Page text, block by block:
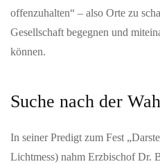
Onlinekommunikation Freiburg
MAI 29, 2026
offenzuhalten“ – also Orte zu
Gesellschaft begegnen und
können.
Suche nach der
In seiner Predigt zum Fest
Lichtmess) nahm Erzbischof Dr.